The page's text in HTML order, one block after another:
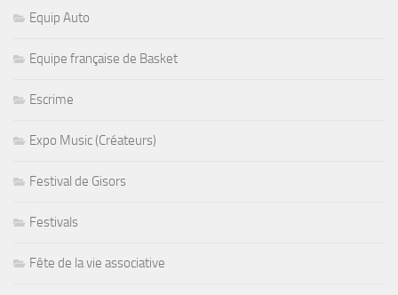
Equip Auto
Equipe française de Basket
Escrime
Expo Music (Créateurs)
Festival de Gisors
Festivals
Fête de la vie associative